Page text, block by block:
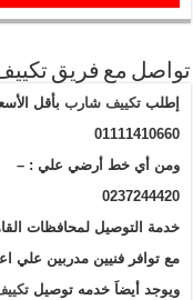
تواصل مع فريق
إطلبتكييف شارب بأقل
01111410660
ومن أي خط أرضي علي : –
0237244420
خدمة التوصيل لمحافظات
مع توافر فنيين مدربين
ويوجد أيضاَ خدمه توصيل